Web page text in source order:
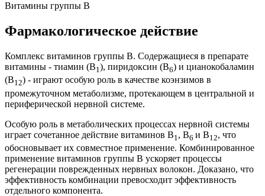
Витамины группы B
Фармакологическое действие
Комплекс витаминов группы В. Содержащиеся в препарате
витамины - тиамин (B1), пиридоксин (В6) и цианокобаламин
(В12) - играют особую роль в качестве коэнзимов в
промежуточном метаболизме, протекающем в центральной и
периферической нервной системе.
Особую роль в метаболических процессах нервной системы
играет сочетанное действие витаминов B1 , В6 и В12, что
обосновывает их совместное применение. Комбинированное
применение витаминов группы В ускоряет процессы
регенерации поврежденных нервных волокон. Доказано, что
эффективность комбинации превосходит эффективность
отдельного компонента.